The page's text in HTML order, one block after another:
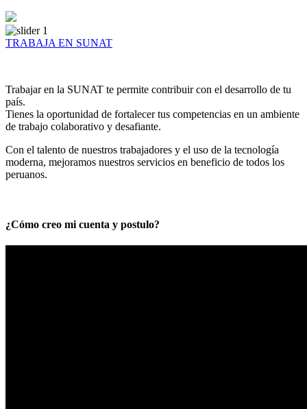
TRABAJA EN SUNAT
Trabajar en la SUNAT te permite contribuir con el desarrollo de tu
país.
Tienes la oportunidad de fortalecer tus competencias en un ambiente
de trabajo colaborativo y desafiante.
Con el talento de nuestros trabajadores y el uso de la tecnología
moderna, mejoramos nuestros servicios en beneficio de todos los
peruanos.
¿Cómo creo mi cuenta y postulo?